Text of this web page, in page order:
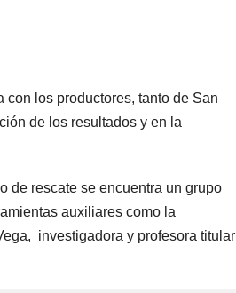
los productores, tanto de San
de los resultados y en la
de rescate se encuentra un grupo
auxiliares como la
investigadora y profesora titular